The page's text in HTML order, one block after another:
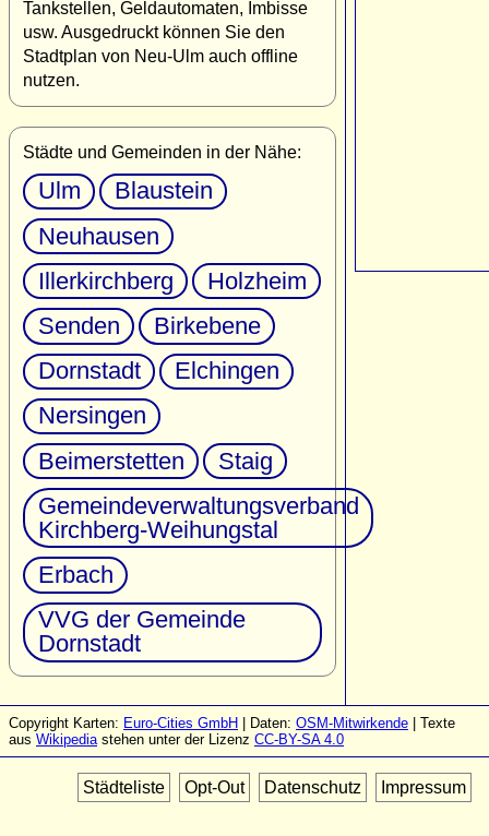
Tankstellen, Geldautomaten, Imbisse
usw. Ausgedruckt können Sie den
Stadtplan von Neu-Ulm auch offline
nutzen.
Städte und Gemeinden in der Nähe:
Ulm
Blaustein
Neuhausen
Illerkirchberg
Holzheim
Senden
Birkebene
Dornstadt
Elchingen
Nersingen
Beimerstetten
Staig
Gemeindeverwaltungsverband
Kirchberg-Weihungstal
Erbach
VVG der Gemeinde
Dornstadt
Copyright Karten: Euro-Cities GmbH | Daten: OSM-Mitwirkende | Texte
aus Wikipediastehen unter der Lizenz CC-BY-SA 4.0
Städteliste Opt-Out Datenschutz Impressum